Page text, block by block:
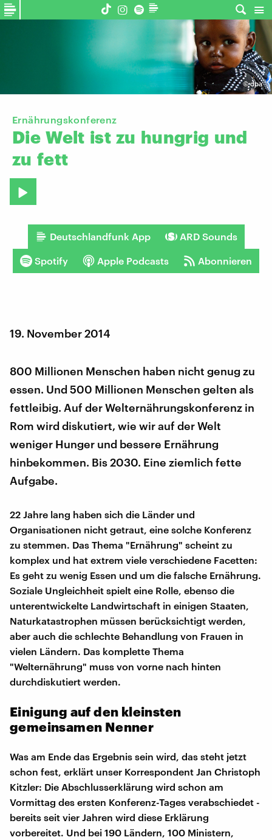
©dpa
Ernährungskonferenz
Die Welt ist zu hungrig und
zu fett
Deutschlandfunk App ARD Sounds
Spotify Apple Podcasts Abonnieren
19. November 2014
800 Millionen Menschen haben nicht genug zu
essen. Und 500 Millionen Menschen gelten als
fettleibig. Auf der Welternährungskonferenz in
Rom wird diskutiert, wie wir auf der Welt
weniger Hunger und bessere Ernährung
hinbekommen. Bis 2030. Eine ziemlich fette
Aufgabe.
22 Jahre lang haben sich die Länder und
Organisationen nicht getraut, eine solche Konferenz
zu stemmen. Das Thema "Ernährung" scheint zu
komplex und hat extrem viele verschiedene Facetten:
Es geht zu wenig Essen und um die falsche Ernährung.
Soziale Ungleichheit spielt eine Rolle, ebenso die
unterentwickelte Landwirtschaft in einigen Staaten,
Naturkatastrophen müssen berücksichtigt werden,
aber auch die schlechte Behandlung von Frauen in
vielen Ländern. Das komplette Thema
"Welternährung" muss von vorne nach hinten
durchdiskutiert werden.
Einigung auf den kleinsten
gemeinsamen Nenner
Was am Ende das Ergebnis sein wird, das steht jetzt
schon fest, erklärt unser Korrespondent Jan Christoph
Kitzler: Die Abschlusserklärung wird schon am
Vormittag des ersten Konferenz-Tages verabschiedet -
bereits seit vier Jahren wird diese Erklärung
vorbereitet. Und bei 190 Ländern, 100 Ministern,